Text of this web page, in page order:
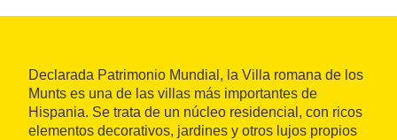
Declarada Patrimonio Mundial, la Villa romana de los
Munts es una de las villas más importantes de
Hispania. Se trata de un núcleo residencial, con ricos
elementos decorativos, jardines y otros lujos propios